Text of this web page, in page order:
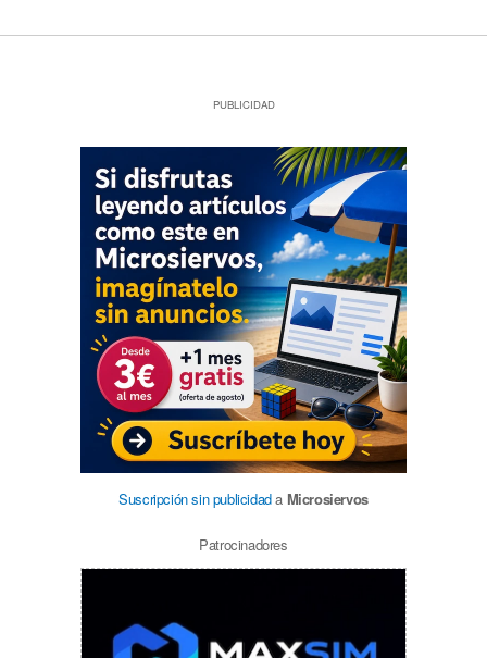
PUBLICIDAD
Suscripción sin publicidada Microsiervos
Patrocinadores